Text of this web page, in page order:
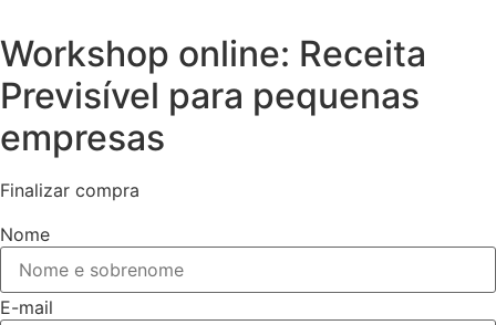
Workshop online: Receita
Previsível para pequenas
empresas
Finalizar compra
Nome
E-mail